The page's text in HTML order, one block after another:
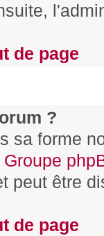
de page
?
sa forme
Groupe
peut être
de page